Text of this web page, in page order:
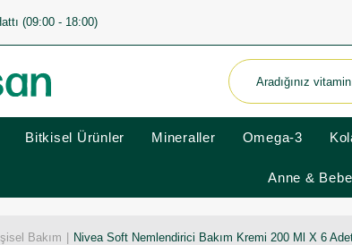
(09:00 - 18:00)
Bitkisel Ürünler Mineraller Omega-3
Anne &
Bakım Nivea Soft Nemlendirici Bakım Kremi 200 Ml X 6